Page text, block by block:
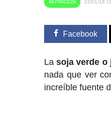
NUTRICIÓN 23/01/18
Facebook
Lasoja verde o
nada que ver
increíble fuente